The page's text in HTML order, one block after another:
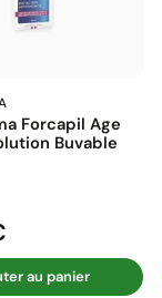
Forcapil Age
Buvable
au panier